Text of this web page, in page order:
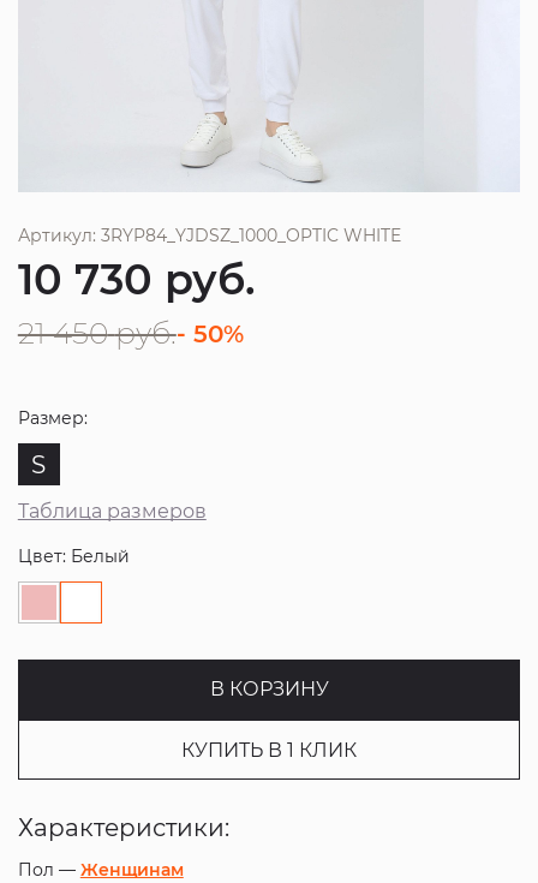
Артикул: 3RYP84_YJDSZ_1000_OPTIC WHITE
10 730 руб.
21 450 руб.- 50%
Размер:
S
Таблица размеров
Цвет: Белый
В КОРЗИНУ
КУПИТЬ В 1 КЛИК
Характеристики:
Пол — Женщинам